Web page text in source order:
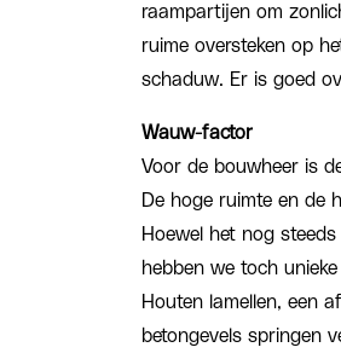
raampartijen om
ruime oversteken op
schaduw. Er is goed
Wauw-factor
Voor de bouwheer is
De hoge ruimte en de
Hoewel het nog
hebben we toch
Houten lamellen, een
betongevels springen